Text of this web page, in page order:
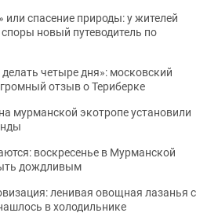
или спасение природы: у жителей
новый путеводитель по
четыре дня»: московский
отзыв о Териберке
мурманской экотропе установили
воскресенье в Мурманской
дождливым
ленивая овощная лазанья с
в холодильнике